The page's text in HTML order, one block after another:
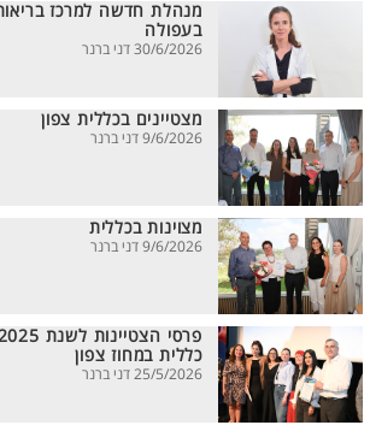
מנהלת חדשה למרכז
בעפולה
30/6/2026 דני ברנר
מצטיינים בכללית צפון
9/6/2026 דני ברנר
מצוינות בכללית
9/6/2026 דני ברנר
כללית במחוז צפון
25/5/2026 דני ברנר